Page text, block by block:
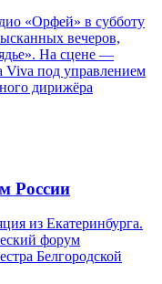
«Орфей» в субботу
вечеров,
На сцене —
Viva под управлением
дирижёра
России
из Екатеринбурга.
форум
Белгородской